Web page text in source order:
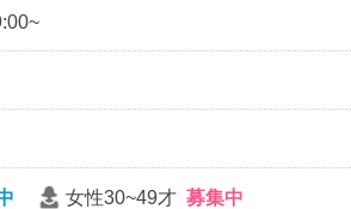
女性30~49才 募集中